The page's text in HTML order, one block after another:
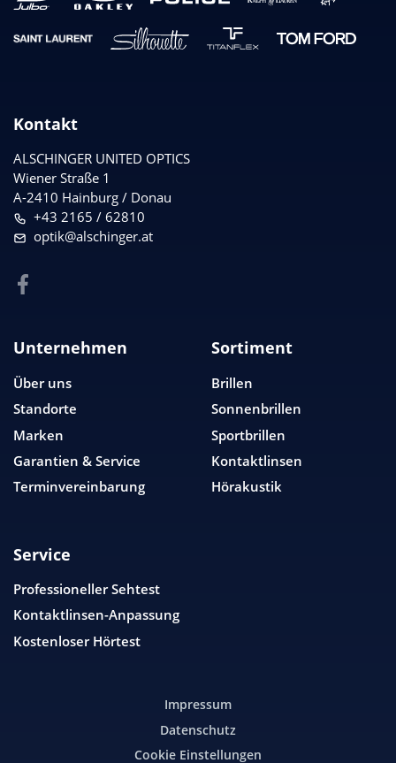
Kontakt
ALSCHINGER UNITED OPTICS
Wiener Straße 1
A-2410 Hainburg / Donau
+43 2165 / 62810
optik@alschinger.at
Unternehmen
Über uns
Standorte
Marken
Garantien & Service
Terminvereinbarung
Sortiment
Brillen
Sonnenbrillen
Sportbrillen
Kontaktlinsen
Hörakustik
Service
Professioneller Sehtest
Kontaktlinsen-Anpassung
Kostenloser Hörtest
Impressum
Datenschutz
Cookie Einstellungen